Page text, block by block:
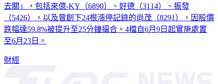
去關」，包括來億-KY（6890）、好德（3114）、振發
（5426），以及曾創下24根漲停記錄的尚茂（8291），因股價
跌幅達59.8%被提升至25分鐘撮合。4檔自6月9日起實施處置
至6月23日。
財經